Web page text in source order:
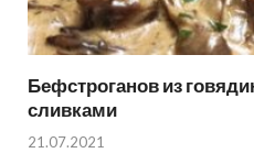
Бефстроганов из
сливками
21.07.2021